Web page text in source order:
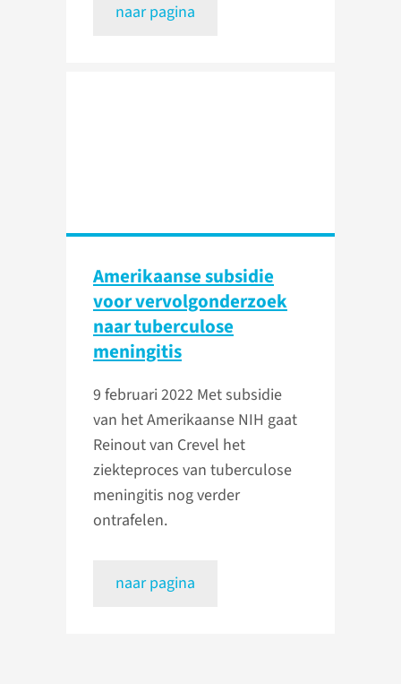
naar pagina
Amerikaanse subsidie
voor vervolg­onderzoek
naar tuberculose
meningitis
9 februari 2022 Met subsidie
van het Amerikaanse NIH gaat
Reinout van Crevel het
ziekteproces van tuberculose
meningitis nog verder
ontrafelen.
naar pagina